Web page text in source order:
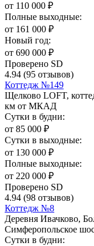
от 110 000 ₽
Полные выходные:
от 161 000 ₽
Новый год:
от 690 000 ₽
Проверено SD
4.94 (95 отзывов)
Коттедж №149
Щелково LOFT,
км от МКАД
Сутки в будни:
от 85 000 ₽
Сутки в выходные:
от 130 000 ₽
Полные выходные:
от 220 000 ₽
Проверено SD
4.94 (98 отзывов)
Коттедж №8
Деревня Ивачково,
Симферопольское
Сутки в будни: